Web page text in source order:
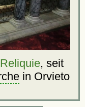
Reliquie, seit
in Orvieto